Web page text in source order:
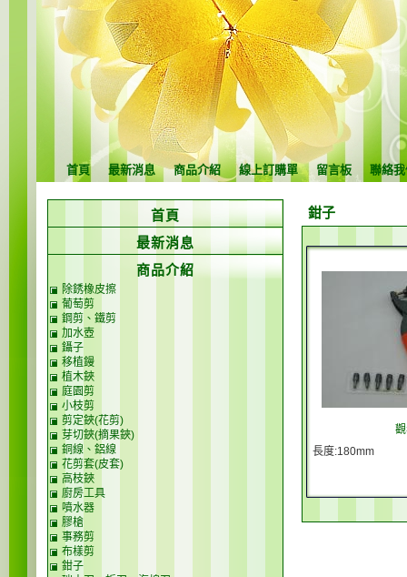
首頁 最新消息 商品介紹 線上訂購單 留言板 聯絡
鉗子
長度:180mm
首頁
最新消息
商品介紹
除銹橡皮擦
葡萄剪
鋼剪、鐵剪
加水壺
鑷子
移植鏝
植木鋏
庭園剪
小枝剪
剪定鋏(花剪)
芽切鋏(摘果鋏)
銅線、鋁線
花剪套(皮套)
高枝鋏
廚房工具
噴水器
膠槍
事務剪
布樣剪
鉗子